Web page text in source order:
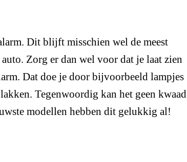
Dit blijft misschien wel de meest
Zorg er dan wel voor dat je laat zien
Dat doe je door bijvoorbeeld lampjes
Tegenwoordig kan het geen kwaad
modellen hebben dit gelukkig al!